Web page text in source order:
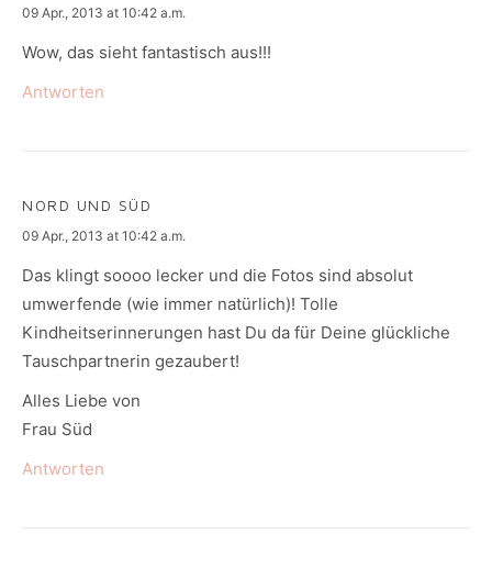
says:
09 Apr., 2013 at 10:42 a.m.
Wow, das sieht fantastisch aus!!!
Antworten
NORD UND SÜD
says:
09 Apr., 2013 at 10:42 a.m.
Das klingt soooo lecker und die Fotos sind absolut
umwerfende (wie immer natürlich)! Tolle
Kindheitserinnerungen hast Du da für Deine glückliche
Tauschpartnerin gezaubert!
Alles Liebe von
Frau Süd
Antworten